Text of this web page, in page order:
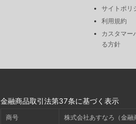
サイトポリ
利用規約
カスタマー
る方針
金融商品取引法第37条に基づく表示
商号 株式会社あすなろ（金融